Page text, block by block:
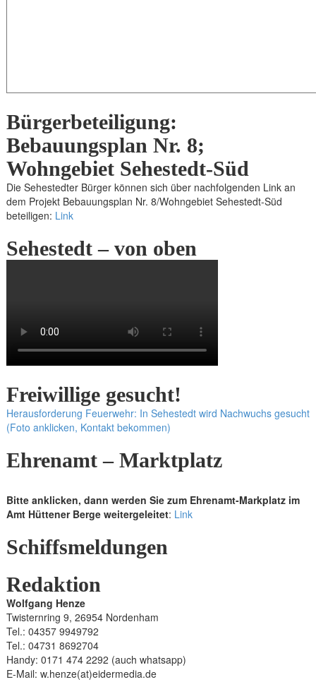
Bürgerbeteiligung:
Bebauungsplan Nr. 8;
Wohngebiet Sehestedt-Süd
Die Sehestedter Bürger können sich über nachfolgenden Link an
dem Projekt Bebauungsplan Nr. 8/Wohngebiet Sehestedt-Süd
beteiligen: Link
Sehestedt – von oben
Freiwillige gesucht!
Herausforderung Feuerwehr: In Sehestedt wird Nachwuchs gesucht
(Foto anklicken, Kontakt bekommen)
Ehrenamt – Marktplatz
Bitte anklicken, dann werden Sie zum Ehrenamt-Markplatz im
Amt Hüttener Berge weitergeleitet: Link
Schiffsmeldungen
Redaktion
Wolfgang Henze
Twisternring 9, 26954 Nordenham
Tel.: 04357 9949792
Tel.: 04731 8692704
Handy: 0171 474 2292 (auch whatsapp)
E-Mail: w.henze(at)eidermedia.de